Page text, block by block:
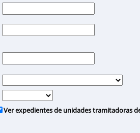
Ver expedientes de unidades tramitadoras